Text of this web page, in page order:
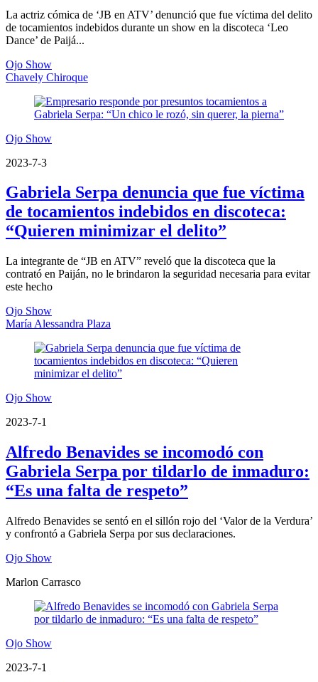
La actriz cómica de ‘JB en ATV’ denunció que fue víctima del delito
de tocamientos indebidos durante un show en la discoteca ‘Leo
Dance’ de Paijá...
Ojo Show
Chavely Chiroque
Ojo Show
2023-7-3
Gabriela Serpa denuncia que fue víctima
de tocamientos indebidos en discoteca:
“Quieren minimizar el delito”
La integrante de “JB en ATV” reveló que la discoteca que la
contrató en Paiján, no le brindaron la seguridad necesaria para evitar
este hecho
Ojo Show
María Alessandra Plaza
Ojo Show
2023-7-1
Alfredo Benavides se incomodó con
Gabriela Serpa por tildarlo de inmaduro:
“Es una falta de respeto”
Alfredo Benavides se sentó en el sillón rojo del ‘Valor de la Verdura’
y confrontó a Gabriela Serpa por sus declaraciones.
Ojo Show
Marlon Carrasco
Ojo Show
2023-7-1